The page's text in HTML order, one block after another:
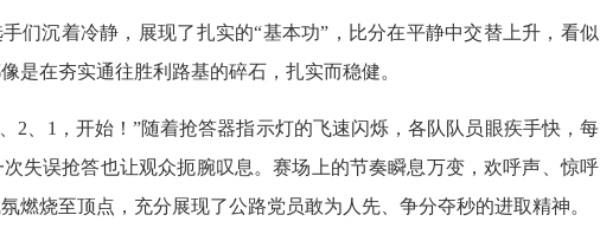
们沉着冷静，展现了扎实的“基本功”，比分在平静中交替上升，看似
是在夯实通往胜利路基的碎石，扎实而稳健。
2、1，开始！”随着抢答器指示灯的飞速闪烁，各队队员眼疾手快，每
失误抢答也让观众扼腕叹息。赛场上的节奏瞬息万变，欢呼声、惊呼
燃烧至顶点，充分展现了公路党员敢为人先、争分夺秒的进取精神。